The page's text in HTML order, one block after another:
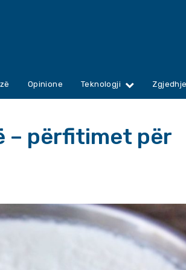
Opinione Teknologji
– përfitimet për